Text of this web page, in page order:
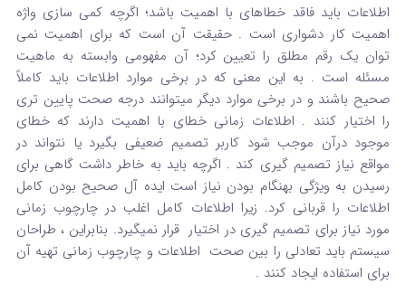
اطلاعات باید فاقد خطاهای با اهمیت باشد؛ اگرچه کمی سازی واژه
اهمیت کار دشواری است . حقیقت آن است که برای اهمیت نمی
توان یک رقم مطلق را تعیین کرد؛ آن مفهومی وابسته به ماهیت
مسئله است . به این معنی که در برخی موارد اطلاعات باید کاملاً
صحیح باشند و در برخی موارد دیگر میتوانند درجه صحت پایین تری
را اختیار کنند . اطلاعات زمانی خطای با اهمیت دارند که خطای
موجود درآن موجب شود کاربر تصمیم ضعیفی بگیرد یا نتواند در
مواقع نیاز تصمیم گیری کند . اگرچه باید به خاطر داشت گاهی برای
رسیدن به ویژگی بهنگام بودن نیاز است ایده آل صحیح بودن کامل
اطلاعات را قربانی کرد. زیرا اطلاعات کامل اغلب در چارچوب زمانی
مورد نیاز برای تصمیم گیری در اختیار قرار نمیگیرد. بنابراین ، طراحان
سیستم باید تعادلی را بین صحت اطلاعات و چارچوب زمانی تهیه آن
برای استفاده ایجاد کنند .